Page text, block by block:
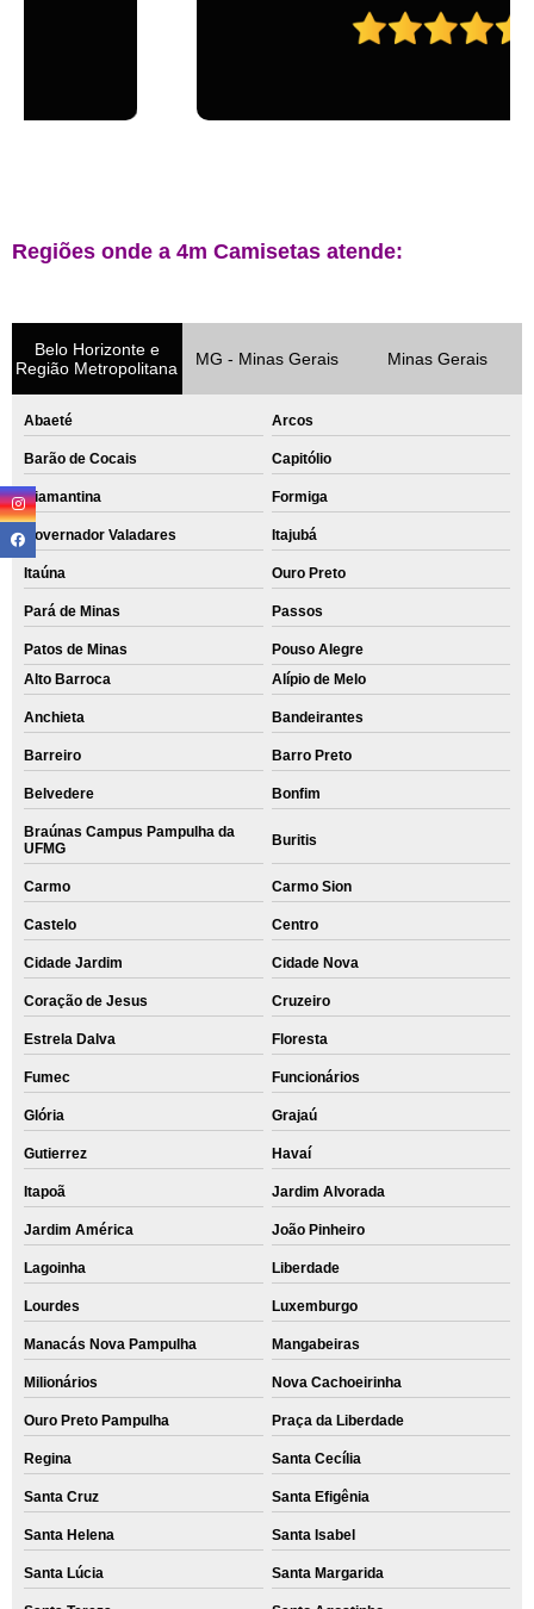
Regiões onde a 4m Camisetas atende:
Belo Horizonte e
Região Metropolitana
MG - Minas Gerais Minas Gerais
Abaeté Arcos
Barão de Cocais Capitólio
Diamantina Formiga
Governador Valadares Itajubá
Itaúna Ouro Preto
Pará de Minas Passos
Patos de Minas
Pouso Alegre
Alto Barroca
Alípio de Melo
Anchieta Bandeirantes
Barreiro Barro Preto
Belvedere Bonfim
Braúnas Campus Pampulha da
UFMG
Buritis
Carmo Carmo Sion
Castelo Centro
Cidade Jardim Cidade Nova
Coração de Jesus Cruzeiro
Estrela Dalva Floresta
Fumec Funcionários
Glória Grajaú
Gutierrez Havaí
Itapoã Jardim Alvorada
Jardim América João Pinheiro
Lagoinha Liberdade
Lourdes Luxemburgo
Manacás Nova Pampulha Mangabeiras
Milionários Nova Cachoeirinha
Ouro Preto Pampulha Praça da Liberdade
Regina Santa Cecília
Santa Cruz Santa Efigênia
Santa Helena Santa Isabel
Santa Lúcia Santa Margarida